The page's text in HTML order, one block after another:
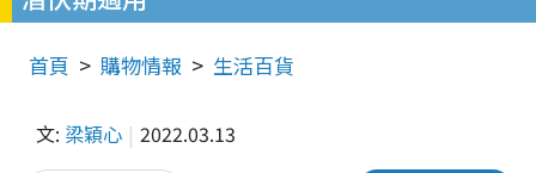
首頁 購物情報 生活百貨
文: 梁穎心 2022.03.13